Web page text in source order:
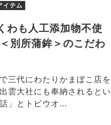
イテム
わも人工添加物不使
別所蒲鉾＞のこだわ
三代にわたりかまぼこ店を
雲大社にも奉納されるとい
」とトビウオ...